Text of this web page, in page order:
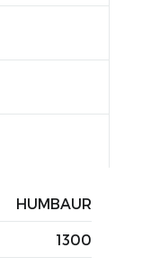
HUMBAUR
1300